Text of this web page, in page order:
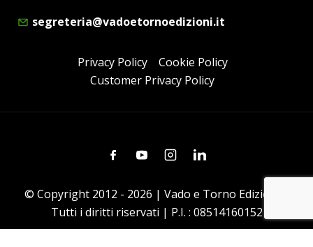
segreteria@vadoetornoedizioni.it
Privacy Policy
Cookie Policy
Customer Privacy Policy
FacebookYoutubeInstagramLinkedin
© Copyright 2012 - 2026 | Vado e Torno Edizioni |
Tutti i diritti riservati | P.I. : 08514160152